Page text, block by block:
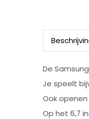
De
Je speelt
Ook
Op het 6,7